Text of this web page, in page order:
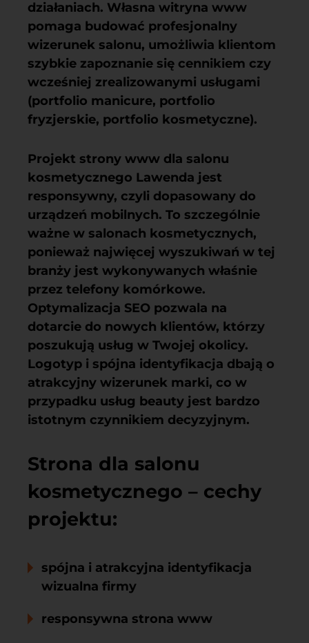
działaniach. Własna witryna www
pomaga budować profesjonalny
wizerunek salonu, umożliwia klientom
szybkie zapoznanie się cennikiem czy
wcześniej zrealizowanymi usługami
(portfolio manicure, portfolio
fryzjerskie, portfolio kosmetyczne).
Projekt strony www dla salonu
kosmetycznego Lawenda jest
responsywny, czyli dopasowany do
urządzeń mobilnych. To szczególnie
ważne w salonach kosmetycznych,
ponieważ najwięcej wyszukiwań w tej
branży jest wykonywanych właśnie
przez telefony komórkowe.
Optymalizacja SEO pozwala na
dotarcie do nowych klientów, którzy
poszukują usług w Twojej okolicy.
Logotyp i spójna identyfikacja dbają o
atrakcyjny wizerunek marki, co w
przypadku usług beauty jest bardzo
istotnym czynnikiem decyzyjnym.
Strona dla salonu
kosmetycznego – cechy
projektu:
spójna i atrakcyjna identyfikacja
wizualna firmy
responsywna strona www